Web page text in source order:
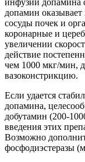
инфузии допамина
допамин
сосуды почек и
коронарные и
увеличении
действие
чем 1000 мкг/мин,
вазоконстрикцию.
Если удается
допамина,
добутамин (200-
введения этих
Возможно
фосфодиэстеразы